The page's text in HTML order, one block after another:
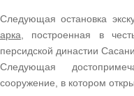
Следующая остановка
арка , построенная в
персидской династии
Следующая
сооружение, в котором